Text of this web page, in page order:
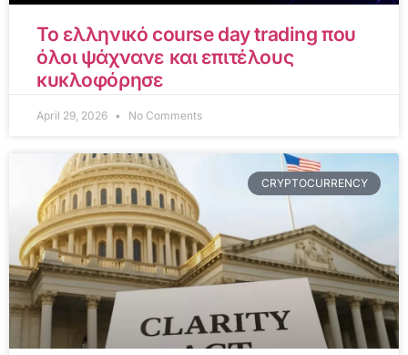
Το ελληνικό course day trading που
όλοι ψάχνανε και επιτέλους
κυκλοφόρησε
April 29, 2026 No Comments
CRYPTOCURRENCY